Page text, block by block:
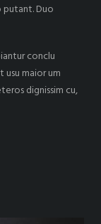
putant. Duo
conclu
usu maior um
dignissim cu,